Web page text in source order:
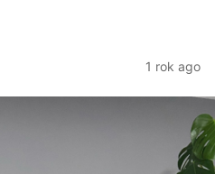
1 rok ago